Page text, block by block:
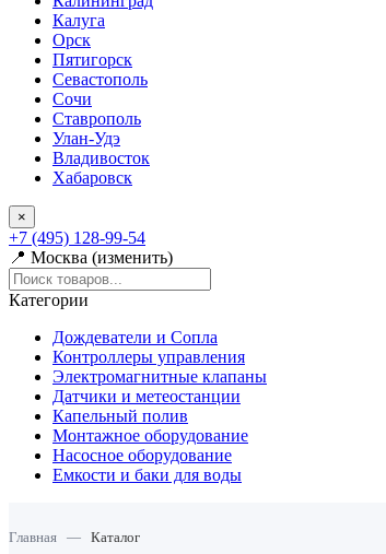
Калуга
Орск
Пятигорск
Севастополь
Сочи
Ставрополь
Улан-Удэ
Владивосток
Хабаровск
×
+7 (495) 128-99-54
📍 Москва (изменить)
Категории
Дождеватели и Сопла
Контроллеры управления
Электромагнитные клапаны
Датчики и метеостанции
Капельный полив
Монтажное оборудование
Насосное оборудование
Емкости и баки для воды
Главная — Каталог